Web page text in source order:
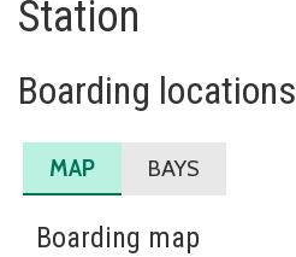
Station
Boarding locations
MAP BAYS
Boarding map